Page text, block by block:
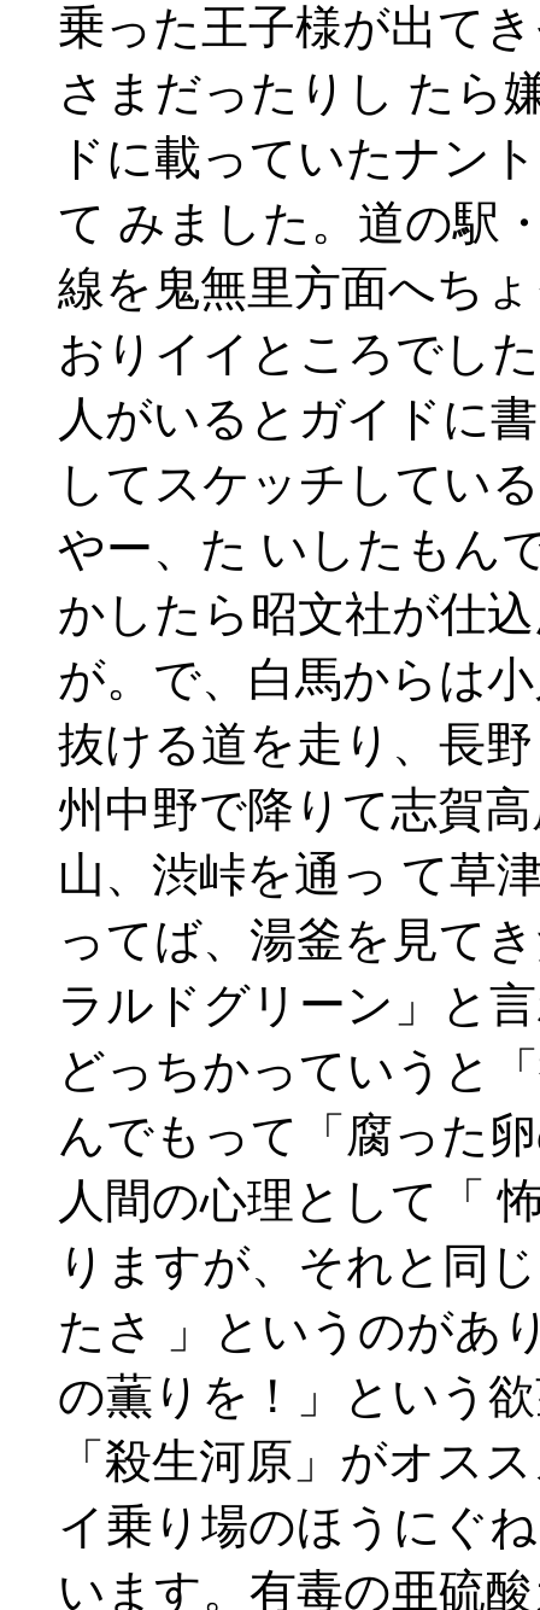
乗った王子様が出て
さまだったりし たら
ドに載っていたナン
て みました。道の駅
線を鬼無里方面へち
おりイイところでし
人がいるとガイドに
してスケッチしてい
やー、た いしたもん
かしたら昭文社が仕
が。で、白馬からは
抜ける道を走り、長
州中野で降りて志賀
山、渋峠を通っ て草
ってば、湯釜を見て
ラルドグリーン」と
どっちかっていうと
んでもって「腐った
人間の心理として「
りますが、それと同
たさ 」というのがあ
の薫りを！」という
「殺生河原」がオス
イ乗り場のほうにぐ
います。有毒の亜硫